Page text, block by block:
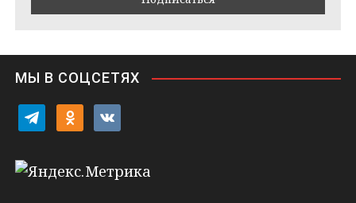
k
i
МЫ В СОЦСЕТЯХ
e
l
d
o
v
k
n